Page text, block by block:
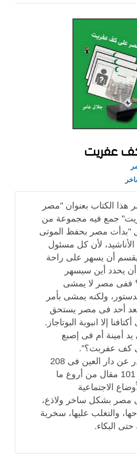
عفريت
هذا الكتاب بعنوان "مصر
جمع فيه مجموعة من
"بدأت مصر بحفظ الموتى
لأن كل مسئول
أن يسهر على راحة
يحدد أين سيسهر
ففى مصر لا يمشى
ولكنه يمشى بأمر
يعد أحد فى مصر يستحق
إلا انبوبة البوتاجاز.
أمينة أم فى إصبع
كف عفربت؟".
والكتاب الصادر عن دار العين فى 208
صفحات يضم 101 مقال من أروع ما
الاجتماعية
مصر بشكل ساخر ولاذع،
والتغلب عليها، سخرية
البكاء.